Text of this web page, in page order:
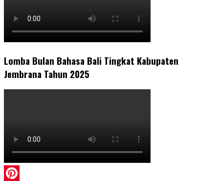
Lomba Bulan Bahasa Bali Tingkat Kabupaten
Jembrana Tahun 2025